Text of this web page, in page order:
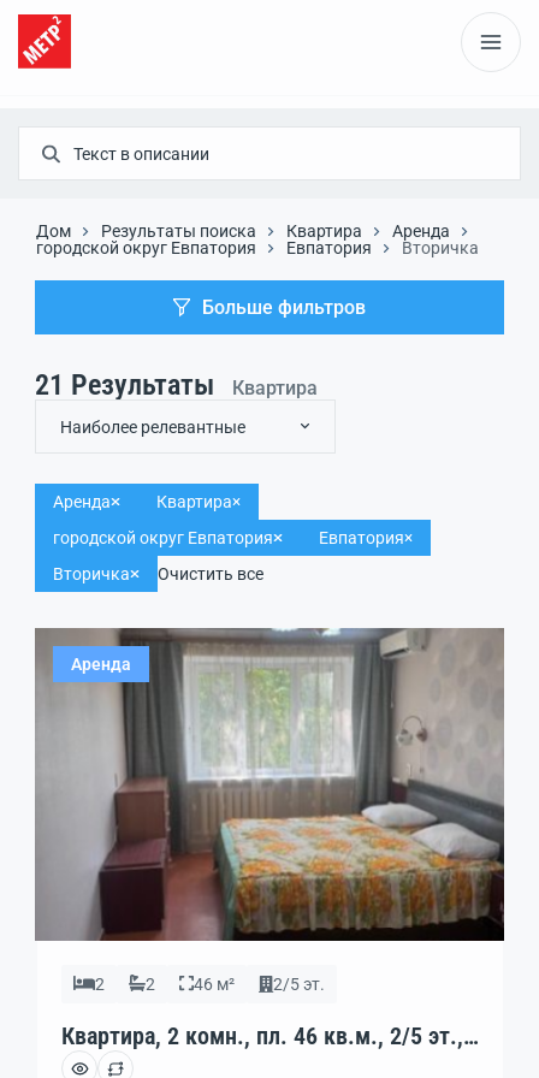
Дом Результаты поиска Квартира
Аренда
городской округ Евпатория
Евпатория Вторичка
Больше фильтров
21 Результаты Квартира
Наиболее релевантные
Аренда
Квартира
городской округ Евпатория
Евпатория
Вторичка
Очистить все
Аренда
2 2 46 м² 2/5 эт.
Квартира, 2 комн., пл. 46 кв.м., 2/5 эт.,
код: 462455